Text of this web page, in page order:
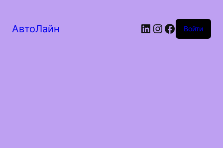
АвтоЛайн LinkedIn
Instagram
Facebook
Войти